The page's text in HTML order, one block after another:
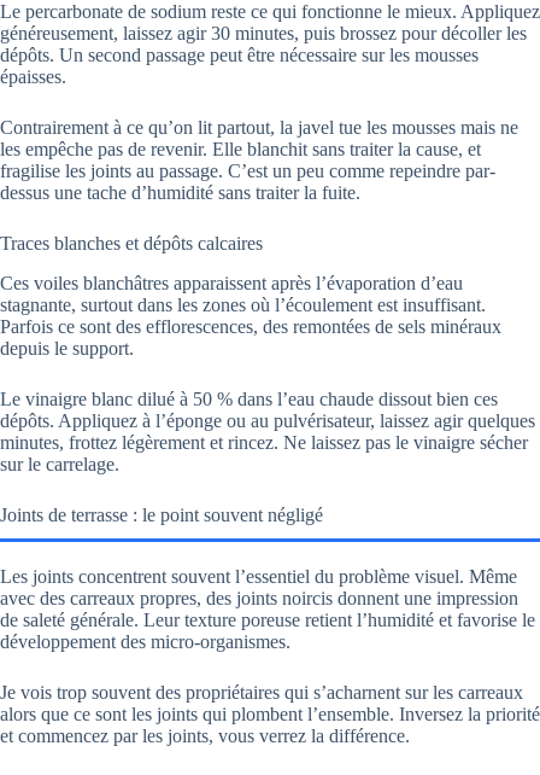
Le percarbonate de sodium reste ce qui fonctionne le mieux. Appliquez
généreusement, laissez agir 30 minutes, puis brossez pour décoller les
dépôts. Un second passage peut être nécessaire sur les mousses
épaisses.
Contrairement à ce qu’on lit partout, la javel tue les mousses mais ne
les empêche pas de revenir. Elle blanchit sans traiter la cause, et
fragilise les joints au passage. C’est un peu comme repeindre par-
dessus une tache d’humidité sans traiter la fuite.
Traces blanches et dépôts calcaires
Ces voiles blanchâtres apparaissent après l’évaporation d’eau
stagnante, surtout dans les zones où l’écoulement est insuffisant.
Parfois ce sont des efflorescences, des remontées de sels minéraux
depuis le support.
Le vinaigre blanc dilué à 50 % dans l’eau chaude dissout bien ces
dépôts. Appliquez à l’éponge ou au pulvérisateur, laissez agir quelques
minutes, frottez légèrement et rincez. Ne laissez pas le vinaigre sécher
sur le carrelage.
Joints de terrasse : le point souvent négligé
Les joints concentrent souvent l’essentiel du problème visuel. Même
avec des carreaux propres, des joints noircis donnent une impression
de saleté générale. Leur texture poreuse retient l’humidité et favorise le
développement des micro-organismes.
Je vois trop souvent des propriétaires qui s’acharnent sur les carreaux
alors que ce sont les joints qui plombent l’ensemble. Inversez la priorité
et commencez par les joints, vous verrez la différence.